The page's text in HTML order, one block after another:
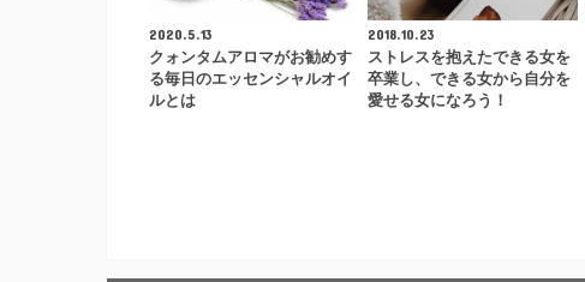
2020.5.13
クォンタムアロマがお勧めす
る毎日のエッセンシャルオイ
ルとは
2018.10.23
ストレスを抱えたできる女を
卒業し、できる女から自分を
愛せる女になろう！